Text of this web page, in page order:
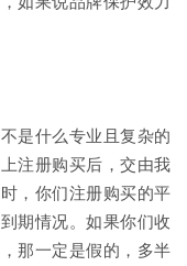
是什么专业且复杂的
注册购买后，交由我
，你们注册购买的平
期情况。如果你们收
那一定是假的，多半